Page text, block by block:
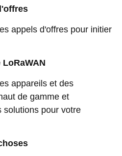
appels d'offres pour initier
appareils et des
de gamme et
solutions pour votre